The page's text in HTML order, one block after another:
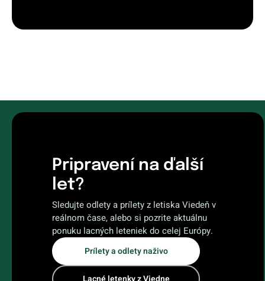
Pripravení na ďalší
let?
Sledujte odlety a prílety z letiska Viedeň v
reálnom čase, alebo si pozrite aktuálnu
ponuku lacných leteniek do celej Európy.
Prílety a odlety naživo